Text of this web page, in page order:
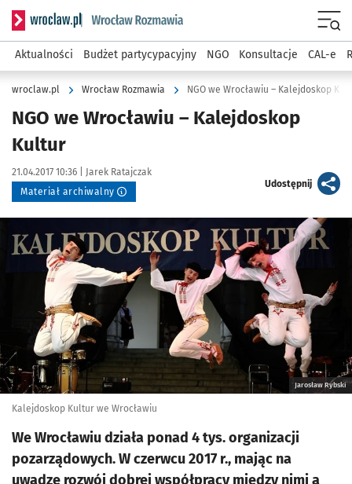
Serwis informacyjny wroclaw.pl podserwis: Rozmawia
Aktualności Budżet partycypacyjny NGO Konsultacje CAL-e
wroclaw.pl Wrocław Rozmawia NGO we Wrocławiu – Kalejdoskop
NGO we Wrocławiu – Kalejdoskop
Kultur
Data publikacji:
21.04.2017 10:36 | Autor:
Jarek Ratajczak
Materiał archiwalny
Udostępnijartykuł
Jarosław Rybski
Kalejdoskop Kultur we Wrocławiu
We Wrocławiu działa ponad 4 tys. organizacji
pozarządowych. W czerwcu 2017 r., mając na
uwadze rozwój dobrej współpracy między nimi a